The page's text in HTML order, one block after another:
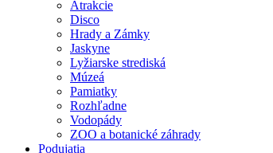
Atrakcie
Disco
Hrady a Zámky
Jaskyne
Lyžiarske strediská
Múzeá
Pamiatky
Rozhľadne
Vodopády
ZOO a botanické záhrady
Podujatia